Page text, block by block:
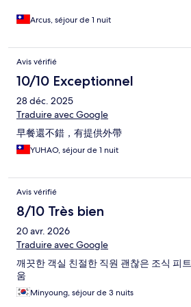
Arcus, séjour de 1 nuit
Avis vérifié
10/10 Exceptionnel
28 déc. 2025
Traduire avec Google
早餐還不錯，有提供外帶
YUHAO, séjour de 1 nuit
Avis vérifié
8/10 Très bien
20 avr. 2026
Traduire avec Google
깨끗한 객실 친절한 직원 괜찮은 조식 피
움
Minyoung, séjour de 3 nuits